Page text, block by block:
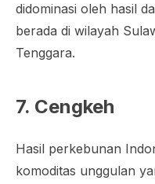
didominasi oleh hasil
berada di wilayah
Tenggara.
7. Cengkeh
Hasil perkebunan
komoditas unggulan